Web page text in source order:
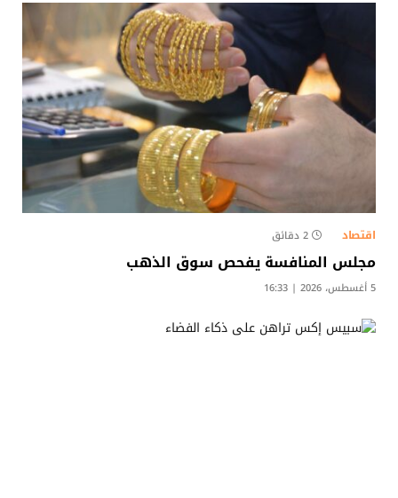
اقتصاد 2 دقائق
مجلس المنافسة يفحص سوق الذهب
5 أغسطس، 2026 | 16:33